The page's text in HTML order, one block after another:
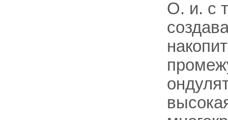
О. и. с